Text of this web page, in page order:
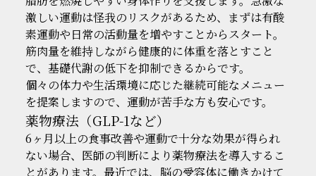
激しい運動は怪我のリスクがあるため、まずは有酸
素運動や日常の活動量を増やすことからスタート。
筋肉量を維持しながら健康的に体重を落とすこと
で、基礎代謝の低下を抑制できるからです。
個々の体力や生活環境に応じた継続可能なメニュー
を提案しますので、運動が苦手な方も安心です。
薬物療法（GLP-1など）
6ヶ月以上の食事改善や運動で十分な効果が得られ
ない場合、医師の判断により薬物療法を導入するこ
とがあります。最近では、脳の受容体に働きかけて